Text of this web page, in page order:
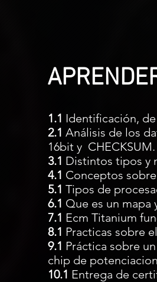
1.1 Identificación,
2.1 Análisis de los
16bit y CHECKSUM.
3.1 Distintos tipos y
4.1 Conceptos
5.1 Tipos de
6.1 Que es un mapa
7.1 Ecm Titanium
8.1 Practicas sobre
9.1 Práctica sobre
chip de
10.1 Entrega de